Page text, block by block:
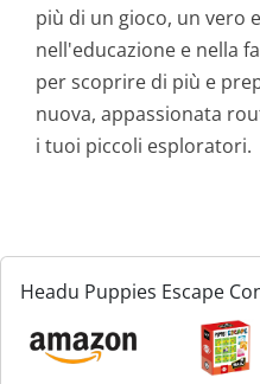
più di un gioco, un vero
nell'educazione e nella
per scoprire di più e
nuova, appassionata
i tuoi piccoli esploratori.
Headu Puppies Escape
Piccoli Mu51296 Gioco
Made In Italy